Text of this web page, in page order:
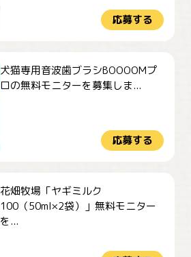
応募する
犬猫専用音波歯ブラシBOOOOMプ
ロの無料モニターを募集しま...
応募する
花畑牧場「ヤギミルク
100（50ml×2袋）」無料モニター
を...